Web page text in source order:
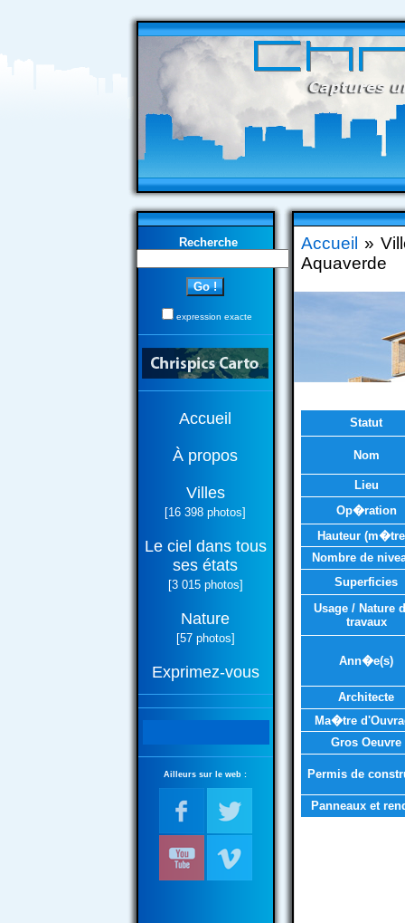
Recherche
expression exacte
Accueil
À propos
Villes
[16 398 photos]
Le ciel dans tous
ses états
[3 015 photos]
Nature
[57 photos]
Exprimez-vous
Ailleurs sur le web :
Accueil »
Aquaverde
Statut
Nom
Lieu
Op�ration
Hauteur
Nombre de
Superficies
Usage / Nature
travaux
Ann�e(s)
Architecte
Ma�tre
Gros Oeuvre
Permis de
Panneaux et